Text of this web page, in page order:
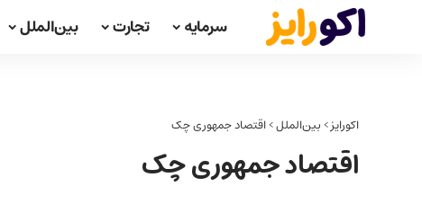
سرمایه تجارت بین‌الملل
اکورایز>بین‌الملل>اقتصاد جمهوری چک
اقتصاد جمهوری چک